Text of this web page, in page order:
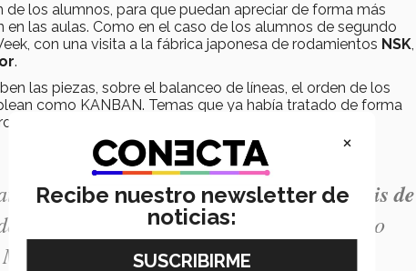
los alumnos, para que puedan apreciar de forma más
las aulas. Como en el caso de los alumnos de segundo
con una visita a la fábrica japonesa de rodamientos NSK,
.
las piezas, sobre el balanceo de líneas, el orden de los
como KANBAN. Temas que ya había tratado de forma
ahora pudieron ver aplicados a la industria.
de pasarle a los jóvenes ciertasdosis de
venir y compartir con ustedes” Fernando
×
Recibe nuestro newsletter de
noticias: